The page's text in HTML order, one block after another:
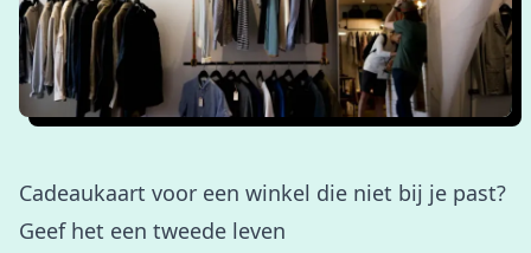
Cadeaukaart voor een winkel die niet bij je past?
Geef het een tweede leven